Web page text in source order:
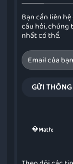
Bạn cần liên
câu hỏi, chúng
nhất có thể.
�Math: